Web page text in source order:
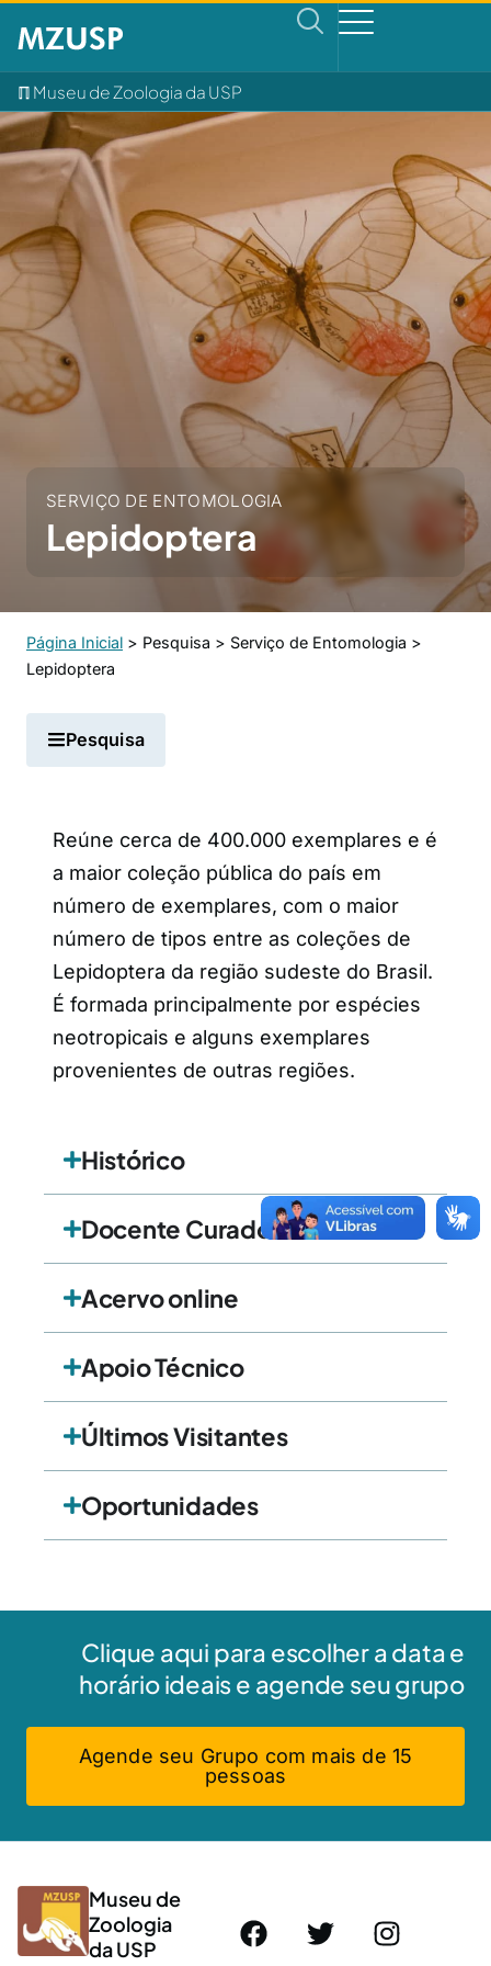
ℿ Museu de Zoologia da USP
SERVIÇO DE ENTOMOLOGIA
Lepidoptera
Página Inicial > Pesquisa > Serviço de Entomologia >
Lepidoptera
Pesquisa
Reúne cerca de 400.000 exemplares e é
a maior coleção pública do país em
número de exemplares, com o maior
número de tipos entre as coleções de
Lepidoptera da região sudeste do Brasil.
É formada principalmente por espécies
neotropicais e alguns exemplares
provenientes de outras regiões.
Histórico
Docente Curador
Acervo online
Apoio Técnico
Últimos Visitantes
Oportunidades
Clique aqui para escolher a data e
horário ideais e agende seu grupo
Agende seu Grupo com mais de 15
pessoas
Museu de
Zoologia
da USP